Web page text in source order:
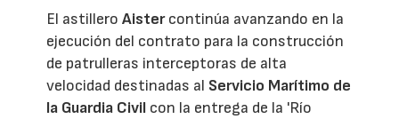
El astilleroAistercontinúa avanzando en la
ejecución del contrato para la construcción
de patrulleras interceptoras de alta
velocidad destinadas al Servicio Marítimo de
la Guardia Civil con la entrega de la 'Río